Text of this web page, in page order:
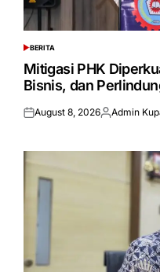
POSTED
IN
BERITA
Mitigasi PHK
Bisnis, dan
Posted
August 8, 2026Posted
Admin